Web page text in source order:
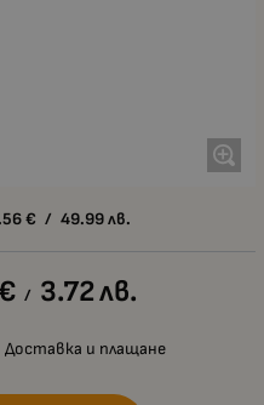
€ / 49.99 лв.
€ / 3.72лв.
Доставка и плащане